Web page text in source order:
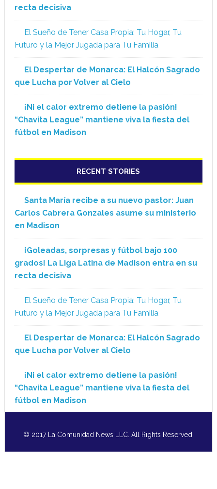
recta decisiva
El Sueño de Tener Casa Propia: Tu Hogar, Tu
Futuro y la Mejor Jugada para Tu Familia
El Despertar de Monarca: El Halcón Sagrado
que Lucha por Volver al Cielo
¡Ni el calor extremo detiene la pasión!
“Chavita League” mantiene viva la fiesta del
fútbol en Madison
RECENT STORIES
Santa María recibe a su nuevo pastor: Juan
Carlos Cabrera Gonzales asume su ministerio
en Madison
¡Goleadas, sorpresas y fútbol bajo 100
grados! La Liga Latina de Madison entra en su
recta decisiva
El Sueño de Tener Casa Propia: Tu Hogar, Tu
Futuro y la Mejor Jugada para Tu Familia
El Despertar de Monarca: El Halcón Sagrado
que Lucha por Volver al Cielo
¡Ni el calor extremo detiene la pasión!
“Chavita League” mantiene viva la fiesta del
fútbol en Madison
© 2017 La Comunidad News LLC. All Rights Reserved.